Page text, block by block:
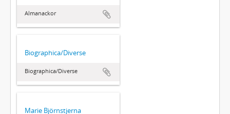
Almanackor
Biographica/Diverse
Biographica/Diverse
Marie Björnstjerna